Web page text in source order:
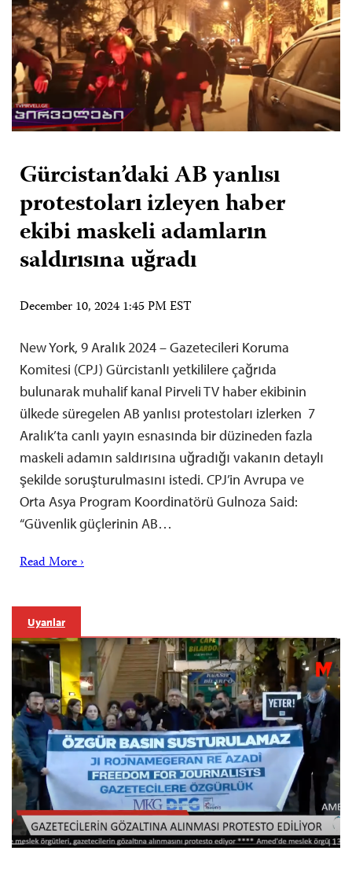
Gürcistan’daki AB yanlısı
protestoları izleyen haber
ekibi maskeli adamların
saldırısına uğradı
December 10, 2024 1:45 PM EST
New York, 9 Aralık 2024 – Gazetecileri Koruma
Komitesi (CPJ) Gürcistanlı yetkililere çağrıda
bulunarak muhalif kanal Pirveli TV haber ekibinin
ülkede süregelen AB yanlısı protestoları izlerken 7
Aralık’ta canlı yayın esnasında bir düzineden fazla
maskeli adamın saldırısına uğradığı vakanın detaylı
şekilde soruşturulmasını istedi. CPJ’in Avrupa ve
Orta Asya Program Koordinatörü Gulnoza Said:
“Güvenlik güçlerinin AB…
Read More ›
Uyarılar